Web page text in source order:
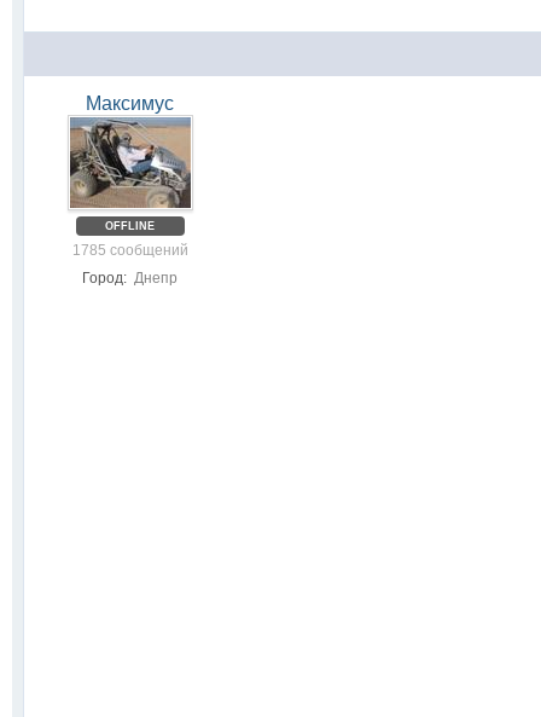
Максимус
OFFLINE
1785 сообщений
Город: Днепр